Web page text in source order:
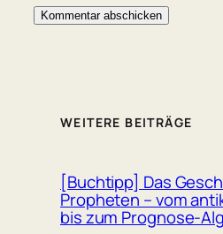
WEITERE BEITRÄGE
[Buchtipp] Das
Propheten – vom
bis zum Prognose-